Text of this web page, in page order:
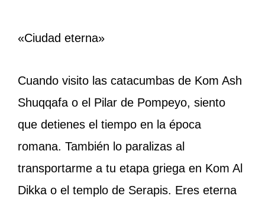
«Ciudad eterna»
Cuando visito las catacumbas de Kom Ash
Shuqqafa o el Pilar de Pompeyo, siento
que detienes el tiempo en la época
romana. También lo paralizas al
transportarme a tu etapa griega en Kom Al
Dikka o el templo de Serapis. Eres eterna